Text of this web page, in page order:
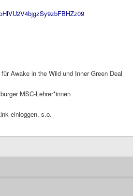
Awake in the Wild und Inner Green Deal
MSC-Lehrer*innen
einloggen, s.o.